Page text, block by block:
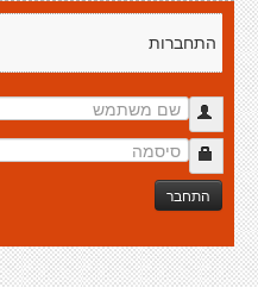
התחברות
התחבר